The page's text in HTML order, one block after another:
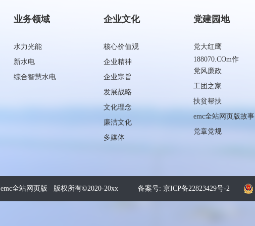
业务领域
水力光能
新水电
综合智慧水电
企业文化
核心价值观
企业精神
企业宗旨
发展战略
文化理念
廉洁文化
多媒体
党建园地
党大红鹰
188070.COm作
党风廉政
工团之家
扶贫帮扶
emc全站网页版故事
党章党规
emc全站网页版 版权所有©2020-20xx 备案号: 京ICP备22823429号-2